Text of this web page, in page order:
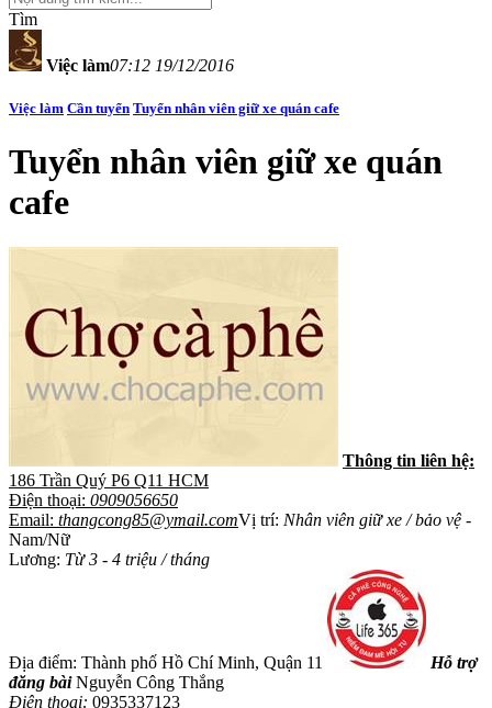
Tìm
Việc làm07:12 19/12/2016
Việc làm Cần tuyển Tuyển nhân viên giữ xe quán cafe
Tuyển nhân viên giữ xe quán
cafe
Thông tin liên hệ:
186 Trần Quý P6 Q11 HCM
Điện thoại: 0909056650
Email: thangcong85@ymail.comVị trí: Nhân viên giữ xe / bảo vệ-
Nam/Nữ
Lương: Từ 3 - 4 triệu / tháng
Địa điểm: Thành phố Hồ Chí Minh, Quận 11
Hỗ trợ
đăng bàiNguyễn Công Thắng
Điện thoại: 0935337123